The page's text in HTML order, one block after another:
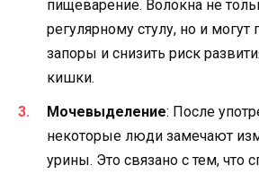
пищеварение. Волокна не
регулярному стулу, но и могут
запоры и снизить риск
кишки.
Мочевыделение: После
некоторые люди замечают
урины. Это связано с тем, что